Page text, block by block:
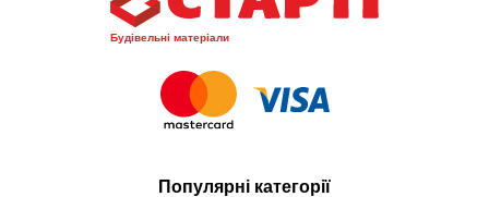
Будівельні матеріали
Популярні категорії